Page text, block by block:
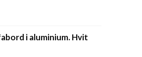
i aluminium. Hvit